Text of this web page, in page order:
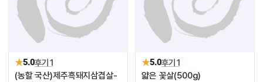
★5.0후기 1
(농할 국산)제주흑돼지삼겹살-
★5.0후기 1
얇은 꽃살(500g)